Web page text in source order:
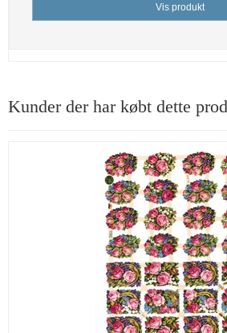
Vis produkt
Kunder der har købt dette